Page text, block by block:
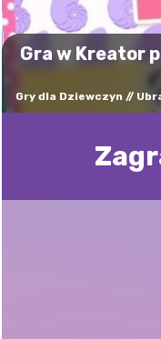
Gra w Kreator
Gry dla Dziewczyn